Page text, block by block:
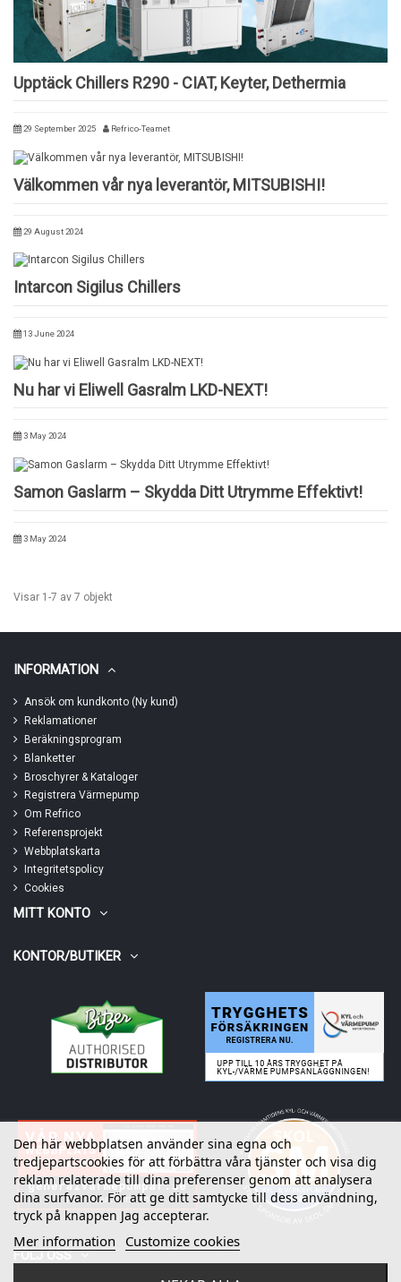
Upptäck Chillers R290 - CIAT, Keyter, Dethermia
29 September 2025 Refrico-Teamet
Välkommen vår nya leverantör, MITSUBISHI!
29 August 2024
Intarcon Sigilus Chillers
13 June 2024
Nu har vi Eliwell Gasralm LKD-NEXT!
3 May 2024
Samon Gaslarm – Skydda Ditt Utrymme Effektivt!
3 May 2024
Visar 1-7 av 7 objekt
INFORMATION
Ansök om kundkonto (Ny kund)
Reklamationer
Beräkningsprogram
Blanketter
Broschyrer & Kataloger
Registrera Värmepump
Om Refrico
Referensprojekt
Webbplatskarta
Integritetspolicy
Cookies
MITT KONTO
KONTOR/BUTIKER
Den här webbplatsen använder sina egna och
tredjepartscookies för att förbättra våra tjänster och visa dig
reklam relaterade till dina preferenser genom att analysera
dina surfvanor. För att ge ditt samtycke till dess användning,
tryck på knappen Jag accepterar.
Mer information Customize cookies
FÖLJ OSS